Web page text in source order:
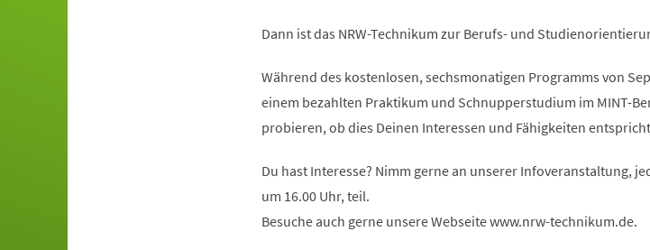
Dann ist das NRW-Technikum zur Berufs- und
Während des kostenlosen, sechsmonatigen Programms von
einem bezahlten Praktikum und Schnupperstudium im MINT-
probieren, ob dies Deinen Interessen und Fähigkeiten
Du hast Interesse? Nimm gerne an unserer Infoveranstaltung,
um 16.00 Uhr, teil.
Besuche auch gerne unsere Webseite www.nrw-technikum.de.